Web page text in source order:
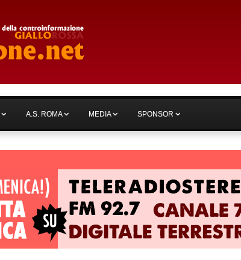
A.S. ROMA MEDIA SPONSOR